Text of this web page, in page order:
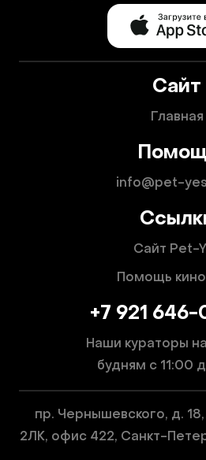
Сайт
Главная
info@pet-
Сайт Pet-
Помощь
+7 921
Наши кураторы
будням с 11:00
пр. Чернышевского, д.
2ЛК, офис 422, Санкт-